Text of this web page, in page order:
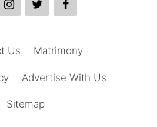
Matrimony
Us
Advertise With Us
Sitemap